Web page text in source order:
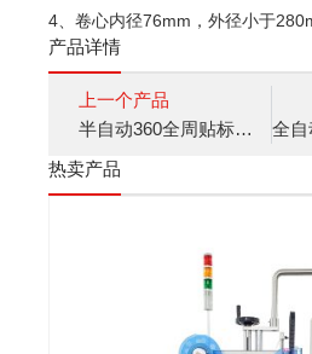
4、卷心内径76mm，外径小于
产品详情
上一个产品
半自动360全周贴标机 J305
热卖产品